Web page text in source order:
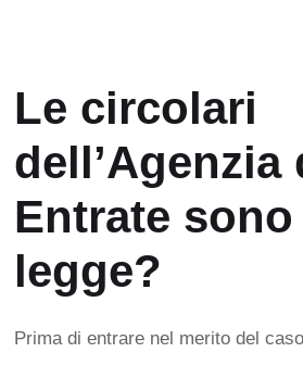
Le circolari
dell’Agenzia
Entrate
legge?
Prima di entrare nel merito del